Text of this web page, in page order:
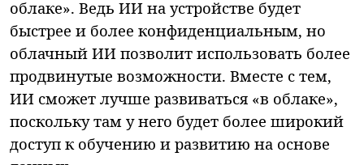
облаке». Ведь ИИ на устройстве будет
быстрее и более конфиденциальным, но
облачный ИИ позволит использовать более
продвинутые возможности. Вместе с тем,
ИИ сможет лучше развиваться «в облаке»,
поскольку там у него будет более широкий
доступ к обучению и развитию на основе